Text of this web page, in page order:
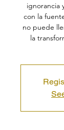
ignorancia
con la
no puede
la